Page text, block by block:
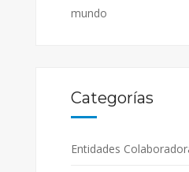
mundo
Categorías
Entidades